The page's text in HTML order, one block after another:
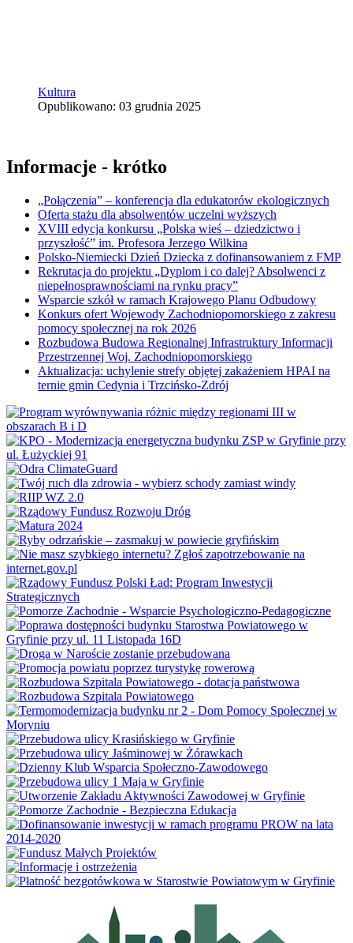
Kultura
Opublikowano: 03 grudnia 2025
Informacje - krótko
„Połączenia” – konferencja dla edukatorów ekologicznych
Oferta stażu dla absolwentów uczelni wyższych
XVIII edycja konkursu „Polska wieś – dziedzictwo i
przyszłość” im. Profesora Jerzego Wilkina
Polsko-Niemiecki Dzień Dziecka z dofinansowaniem z FMP
Rekrutacja do projektu „Dyplom i co dalej? Absolwenci z
niepełnosprawnościami na rynku pracy”
Wsparcie szkół w ramach Krajowego Planu Odbudowy
Konkurs ofert Wojewody Zachodniopomorskiego z zakresu
pomocy społecznej na rok 2026
Rozbudowa Budowa Regionalnej Infrastruktury Informacji
Przestrzennej Woj. Zachodniopomorskiego
Aktualizacja: uchylenie strefy objętej zakażeniem HPAI na
ternie gmin Cedynia i Trzcińsko-Zdrój